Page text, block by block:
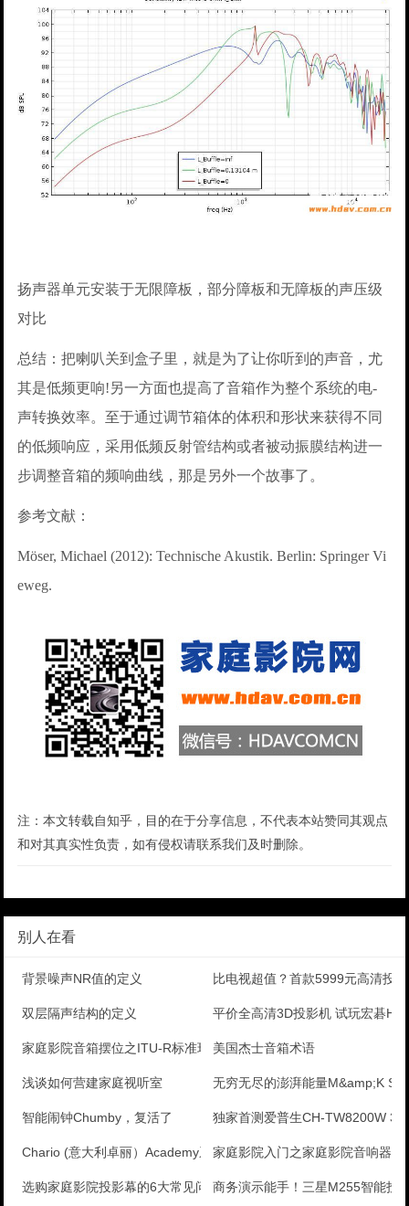
扬声器单元安装于无限障板，部分障板和无障板的声压级
对比
总结：把喇叭关到盒子里，就是为了让你听到的声音，尤
其是低频更响!另一方面也提高了音箱作为整个系统的电-
声转换效率。至于通过调节箱体的体积和形状来获得不同
的低频响应，采用低频反射管结构或者被动振膜结构进一
步调整音箱的频响曲线，那是另外一个故事了。
参考文献：
Möser, Michael (2012): Technische Akustik. Berlin: Springer Vi
eweg.
注：本文转载自知乎，目的在于分享信息，不代表本站赞同其观点
和对其真实性负责，如有侵权请联系我们及时删除。
别人在看
背景噪声NR值的定义 比电视超值？首款5999元高清投
双层隔声结构的定义 平价全高清3D投影机 试玩宏碁
家庭影院音箱摆位之ITU-R标准环绕声设计方案
美国杰士音箱术语
浅谈如何营建家庭视听室 无穷无尽的澎湃能量M&amp;K
智能闹钟Chumby，复活了 独家首测爱普生CH-TW8200W
Chario (意大利卓丽）Academy系列Sov家庭影院入门之家庭影院音响器材
选购家庭影院投影幕的6大常见问题商务演示能手！三星M255智能投